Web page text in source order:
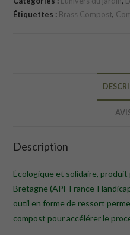
Étiquettes : Brass Compost,
Description
Écologique et solidaire, produit
Bretagne (APF France-
outil en forme de ressort
compost pour accélérer le